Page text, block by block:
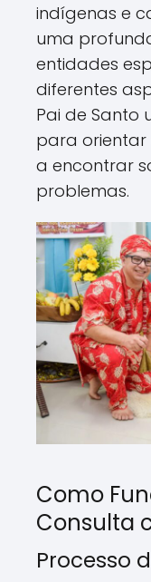
indígenas e
uma
entidades
diferentes
Pai de Santo
para orientar
a encontrar
problemas.
Como
Consulta
Processo